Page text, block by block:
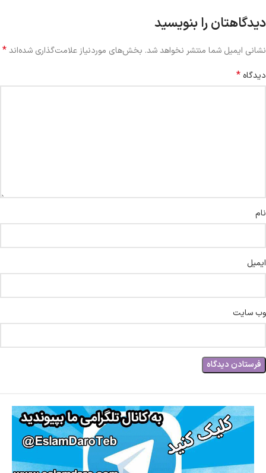
دیدگاهتان را بنویسید
نشانی ایمیل شما منتشر نخواهد شد. بخش‌های موردنیاز علامت‌گذاری شده‌اند*
دیدگاه *
نام
ایمیل
وب‌ سایت